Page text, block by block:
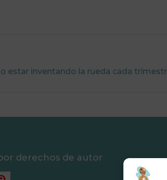
estar inventando la rueda cada
derechos de autor